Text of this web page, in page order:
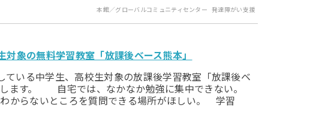
本館／グローバルコミュニティセンター 発達障がい支援
対象の無料学習教室「放課後ベース熊本」
ている中学生、高校生対象の放課後学習教室「放課後ベ
します。 自宅では、なかなか勉強に集中できない。
からないところを質問できる場所がほしい。 学習